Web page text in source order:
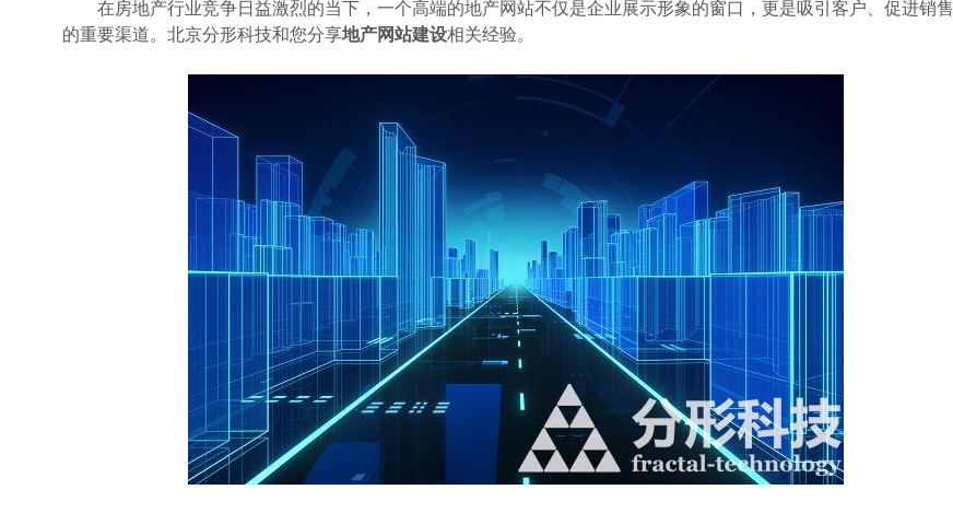
在房地产行业竞争日益激烈的当下，一个高端的地产网站不仅是企业展示形象的窗口，更是吸引客户、促进销售
的重要渠道。北京分形科技和您分享地产网站建设相关经验。